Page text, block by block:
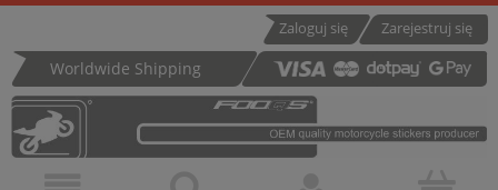
Zarejestruj się
Zaloguj się
Worldwide Shipping